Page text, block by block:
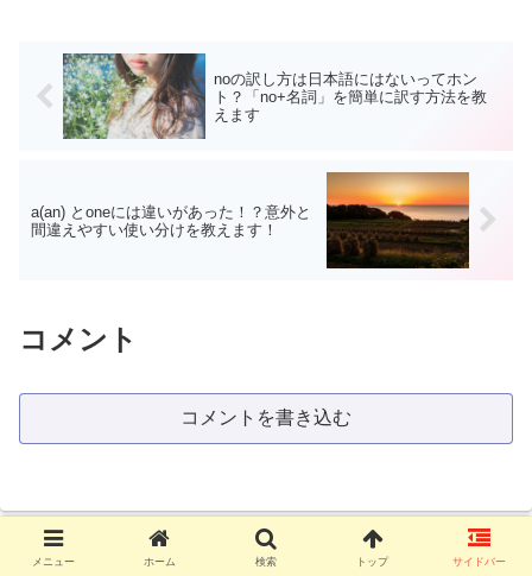
noの訳し方は日本語にはないってホン
ト？「no+名詞」を簡単に訳す方法を教
えます
a(an) とoneには違いがあった！？意外と
間違えやすい使い分けを教えます！
コメント
コメントを書き込む
メニュー ホーム 検索 トップ サイドバー